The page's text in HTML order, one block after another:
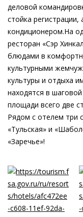
деловой
стойка
кондиционером.На
ресторан «Сэр
блюдами в
культурными
культуры и отдыха
находятся в
площади всего две
Рядом с отелем три
«Тульская» и
«Заречье»!